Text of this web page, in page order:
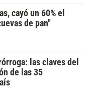
cayó un 60% el
de pan"
las claves del
de las 35